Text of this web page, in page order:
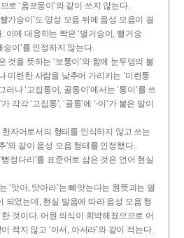
로 ‘옴포둥이’와 같이 쓰지 않는다.
가숭이’도 양성 모음 뒤에 음성 모음이 결
이에 대응하는 짝은 ‘벌거숭이, 뻘거숭
숭이’를 인정하지 않는다.
을 뜻하는 ‘보퉁이’와 함께 눈두덩의 불
미련한 사람을 낮추어 가리키는 ‘미련퉁
러나 ‘고집통이, 골통이’에서는 ‘통이’를 쓰
각각 ‘고집통’, ‘골통’에 ‘-이’가 붙은 말이
자어로서의 형태를 인식하지 않고 쓰는
’와 같이 음성 모음 형태를 인정했다.
정다리’를 표준어로 삼은 것은 언어 현실
‘앗아, 앗아라’는 빼앗는다는 원뜻과는 멀
되었는데, 현실 발음에 따라 음성 모음 형
한 것이다. 어원 의식이 희박해졌으므로 어
적지 않고 ‘아서, 아서라’와 같이 적는다.